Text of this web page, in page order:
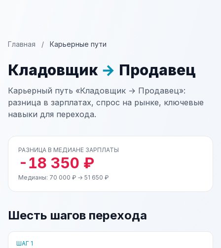
Главная / Карьерные пути
Кладовщик → Продавец
Карьерный путь «Кладовщик → Продавец»:
разница в зарплатах, спрос на рынке, ключевые
навыки для перехода.
РАЗНИЦА В МЕДИАНЕ ЗАРПЛАТЫ
-18 350 ₽
Медианы: 70 000 ₽ → 51 650 ₽
Шесть шагов перехода
ШАГ 1